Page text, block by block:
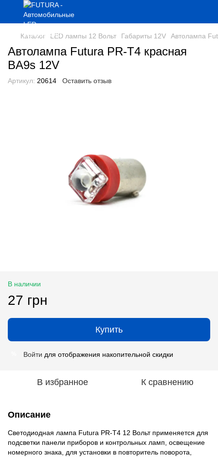
Каталог LED лампы 12 Вольт Габариты 12V Автолампа
Автолампа Futura PR-Т4 красная
BA9s 12V
Артикул: 20614 Оставить отзыв
В наличии
27 грн
Купить
Войти для отображения накопительной скидки
В избранное К сравнению
Описание
Светодиодная лампа Futura PR-Т4 12 Вольт применяется для
подсветки панели приборов и контрольных ламп, освещение
номерного знака, для установки в повторитель поворота,